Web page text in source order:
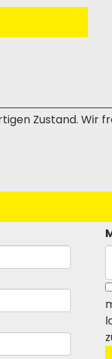
Zustand. Wir